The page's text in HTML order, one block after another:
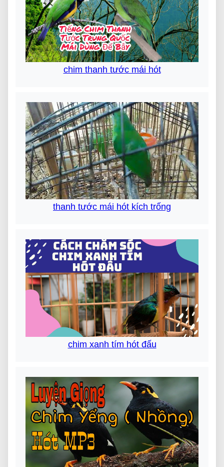
chim thanh tước mái hót
thanh tước mái hót kích trống
chim xanh tím hót đấu